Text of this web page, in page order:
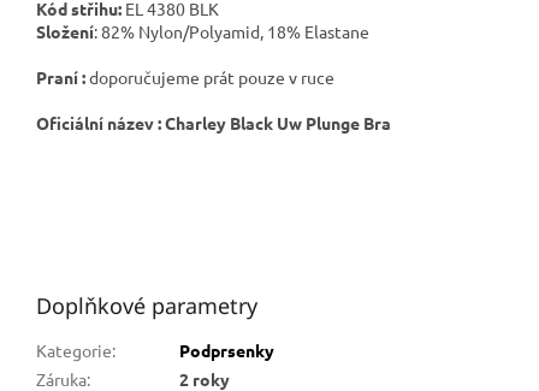
Kód střihu: EL 4380 BLK
Složení: 82% Nylon/Polyamid, 18% Elastane
Praní :doporučujeme prát pouze v ruce
Oficiální název : Charley Black Uw Plunge Bra
Doplňkové parametry
Kategorie:
Podprsenky
Záruka:
2 roky